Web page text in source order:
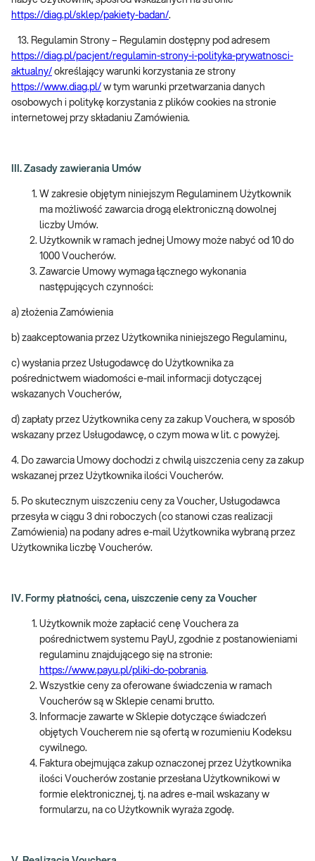
https://diag.pl/sklep/pakiety-badan/.
13. Regulamin Strony – Regulamin dostępny pod adresem
https://diag.pl/pacjent/regulamin-strony-i-polityka-prywatnosci-
aktualny/ określający warunki korzystania ze strony
https://www.diag.pl/ w tym warunki przetwarzania danych
osobowych i politykę korzystania z plików cookies na stronie
internetowej przy składaniu Zamówienia.
III. Zasady zawierania Umów
W zakresie objętym niniejszym Regulaminem Użytkownik
ma możliwość zawarcia drogą elektroniczną dowolnej
liczby Umów.
Użytkownik w ramach jednej Umowy może nabyć od 10 do
1000 Voucherów.
Zawarcie Umowy wymaga łącznego wykonania
następujących czynności:
a) złożenia Zamówienia
b) zaakceptowania przez Użytkownika niniejszego Regulaminu,
c) wysłania przez Usługodawcę do Użytkownika za
pośrednictwem wiadomości e-mail informacji dotyczącej
wskazanych Voucherów,
d) zapłaty przez Użytkownika ceny za zakup Vouchera, w sposób
wskazany przez Usługodawcę, o czym mowa w lit. c powyżej.
4. Do zawarcia Umowy dochodzi z chwilą uiszczenia ceny za zakup
wskazanej przez Użytkownika ilości Voucherów.
5. Po skutecznym uiszczeniu ceny za Voucher, Usługodawca
przesyła w ciągu 3 dni roboczych (co stanowi czas realizacji
Zamówienia) na podany adres e-mail Użytkownika wybraną przez
Użytkownika liczbę Voucherów.
IV. Formy płatności, cena, uiszczenie ceny za Voucher
Użytkownik może zapłacić cenę Vouchera za
pośrednictwem systemu PayU, zgodnie z postanowieniami
regulaminu znajdującego się na stronie:
https://www.payu.pl/pliki-do-pobrania.
Wszystkie ceny za oferowane świadczenia w ramach
Voucherów są w Sklepie cenami brutto.
Informacje zawarte w Sklepie dotyczące świadczeń
objętych Voucherem nie są ofertą w rozumieniu Kodeksu
cywilnego.
Faktura obejmująca zakup oznaczonej przez Użytkownika
ilości Voucherów zostanie przesłana Użytkownikowi w
formie elektronicznej, tj. na adres e-mail wskazany w
formularzu, na co Użytkownik wyraża zgodę.